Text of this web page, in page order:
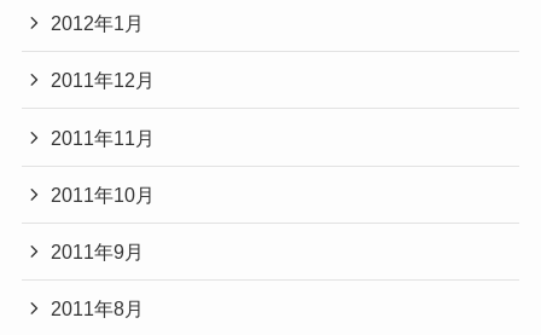
2012年1月
2011年12月
2011年11月
2011年10月
2011年9月
2011年8月